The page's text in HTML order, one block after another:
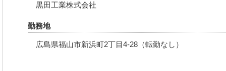
黒田工業株式会社
勤務地
広島県福山市新浜町2丁目4-28（転勤なし）